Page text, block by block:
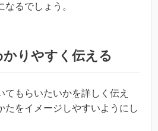
るでしょう。
りやすく伝える
てもらいたいかを詳しく伝え
たをイメージしやすいようにし